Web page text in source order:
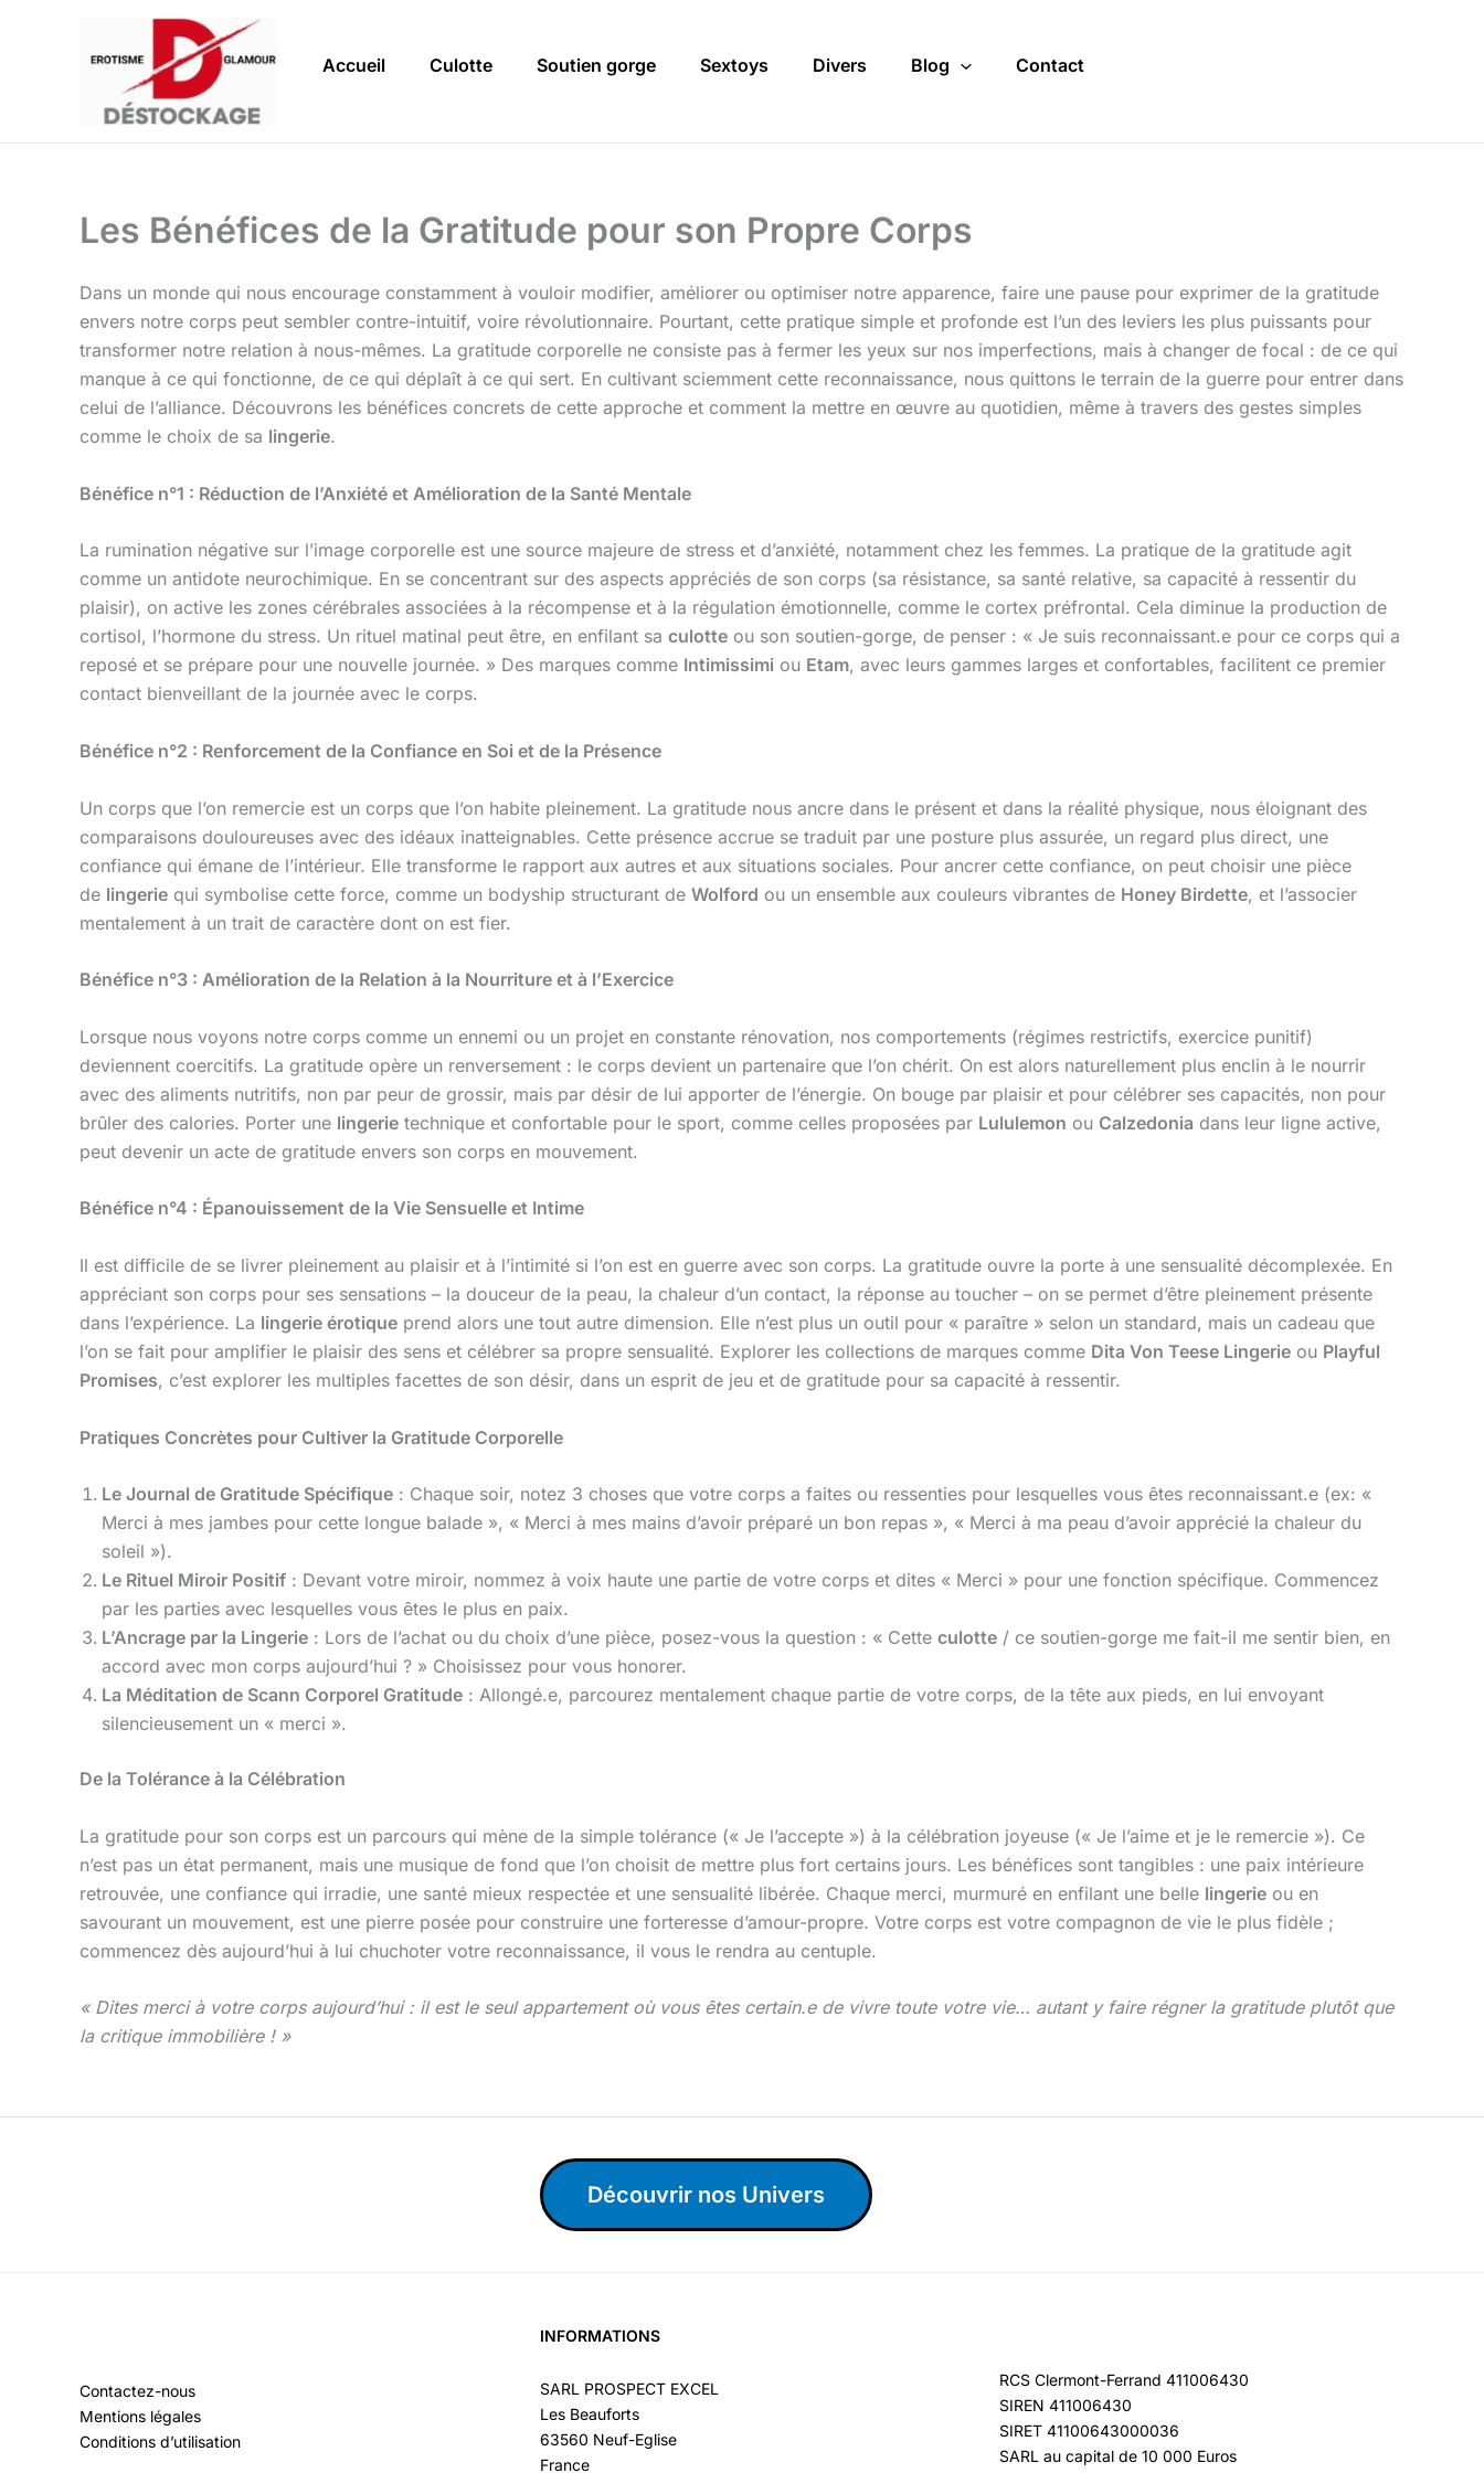
Accueil Culotte Soutien gorge Sextoys Divers Blog Contact
Les Bénéfices de la Gratitude pour son Propre Corps
Dans un monde qui nous encourage constamment à vouloir modifier, améliorer ou optimiser notre apparence, faire une pause pour exprimer de la gratitude
envers notre corps peut sembler contre-intuitif, voire révolutionnaire. Pourtant, cette pratique simple et profonde est l’un des leviers les plus puissants pour
transformer notre relation à nous-mêmes. La gratitude corporelle ne consiste pas à fermer les yeux sur nos imperfections, mais à changer de focal : de ce qui
manque à ce qui fonctionne, de ce qui déplaît à ce qui sert. En cultivant sciemment cette reconnaissance, nous quittons le terrain de la guerre pour entrer dans
celui de l’alliance. Découvrons les bénéfices concrets de cette approche et comment la mettre en œuvre au quotidien, même à travers des gestes simples
comme le choix de sa lingerie.
Bénéfice n°1 : Réduction de l’Anxiété et Amélioration de la Santé Mentale
La rumination négative sur l’image corporelle est une source majeure de stress et d’anxiété, notamment chez les femmes. La pratique de la gratitude agit
comme un antidote neurochimique. En se concentrant sur des aspects appréciés de son corps (sa résistance, sa santé relative, sa capacité à ressentir du
plaisir), on active les zones cérébrales associées à la récompense et à la régulation émotionnelle, comme le cortex préfrontal. Cela diminue la production de
cortisol, l’hormone du stress. Un rituel matinal peut être, en enfilant sa culotte ou son soutien-gorge, de penser : « Je suis reconnaissant.e pour ce corps qui a
reposé et se prépare pour une nouvelle journée. » Des marques comme Intimissimi ou Etam, avec leurs gammes larges et confortables, facilitent ce premier
contact bienveillant de la journée avec le corps.
Bénéfice n°2 : Renforcement de la Confiance en Soi et de la Présence
Un corps que l’on remercie est un corps que l’on habite pleinement. La gratitude nous ancre dans le présent et dans la réalité physique, nous éloignant des
comparaisons douloureuses avec des idéaux inatteignables. Cette présence accrue se traduit par une posture plus assurée, un regard plus direct, une
confiance qui émane de l’intérieur. Elle transforme le rapport aux autres et aux situations sociales. Pour ancrer cette confiance, on peut choisir une pièce
de lingerie qui symbolise cette force, comme un bodyship structurant de Wolford ou un ensemble aux couleurs vibrantes de Honey Birdette, et l’associer
mentalement à un trait de caractère dont on est fier.
Bénéfice n°3 : Amélioration de la Relation à la Nourriture et à l’Exercice
Lorsque nous voyons notre corps comme un ennemi ou un projet en constante rénovation, nos comportements (régimes restrictifs, exercice punitif)
deviennent coercitifs. La gratitude opère un renversement : le corps devient un partenaire que l’on chérit. On est alors naturellement plus enclin à le nourrir
avec des aliments nutritifs, non par peur de grossir, mais par désir de lui apporter de l’énergie. On bouge par plaisir et pour célébrer ses capacités, non pour
brûler des calories. Porter une lingerie technique et confortable pour le sport, comme celles proposées par Lululemon ou Calzedonia dans leur ligne active,
peut devenir un acte de gratitude envers son corps en mouvement.
Bénéfice n°4 : Épanouissement de la Vie Sensuelle et Intime
Il est difficile de se livrer pleinement au plaisir et à l’intimité si l’on est en guerre avec son corps. La gratitude ouvre la porte à une sensualité décomplexée. En
appréciant son corps pour ses sensations – la douceur de la peau, la chaleur d’un contact, la réponse au toucher – on se permet d’être pleinement présente
dans l’expérience. La lingerie érotique prend alors une tout autre dimension. Elle n’est plus un outil pour « paraître » selon un standard, mais un cadeau que
l’on se fait pour amplifier le plaisir des sens et célébrer sa propre sensualité. Explorer les collections de marques comme Dita Von Teese Lingerie ou Playful
Promises, c’est explorer les multiples facettes de son désir, dans un esprit de jeu et de gratitude pour sa capacité à ressentir.
Pratiques Concrètes pour Cultiver la Gratitude Corporelle
Le Journal de Gratitude Spécifique : Chaque soir, notez 3 choses que votre corps a faites ou ressenties pour lesquelles vous êtes reconnaissant.e (ex: «
Merci à mes jambes pour cette longue balade », « Merci à mes mains d’avoir préparé un bon repas », « Merci à ma peau d’avoir apprécié la chaleur du
soleil »).
Le Rituel Miroir Positif : Devant votre miroir, nommez à voix haute une partie de votre corps et dites « Merci » pour une fonction spécifique. Commencez
par les parties avec lesquelles vous êtes le plus en paix.
L’Ancrage par la Lingerie : Lors de l’achat ou du choix d’une pièce, posez-vous la question : « Cette culotte / ce soutien-gorge me fait-il me sentir bien, en
accord avec mon corps aujourd’hui ? » Choisissez pour vous honorer.
La Méditation de Scann Corporel Gratitude : Allongé.e, parcourez mentalement chaque partie de votre corps, de la tête aux pieds, en lui envoyant
silencieusement un « merci ».
De la Tolérance à la Célébration
La gratitude pour son corps est un parcours qui mène de la simple tolérance (« Je l’accepte ») à la célébration joyeuse (« Je l’aime et je le remercie »). Ce
n’est pas un état permanent, mais une musique de fond que l’on choisit de mettre plus fort certains jours. Les bénéfices sont tangibles : une paix intérieure
retrouvée, une confiance qui irradie, une santé mieux respectée et une sensualité libérée. Chaque merci, murmuré en enfilant une belle lingerie ou en
savourant un mouvement, est une pierre posée pour construire une forteresse d’amour-propre. Votre corps est votre compagnon de vie le plus fidèle ;
commencez dès aujourd’hui à lui chuchoter votre reconnaissance, il vous le rendra au centuple.
« Dites merci à votre corps aujourd’hui : il est le seul appartement où vous êtes certain.e de vivre toute votre vie… autant y faire régner la gratitude plutôt que
la critique immobilière ! »
Découvrir nos Univers
Contactez-nous
Mentions légales
Conditions d’utilisation
INFORMATIONS
SARL PROSPECT EXCEL
Les Beauforts
63560 Neuf-Eglise
France
RCS Clermont-Ferrand 411006430
SIREN 411006430
SIRET 41100643000036
SARL au capital de 10 000 Euros